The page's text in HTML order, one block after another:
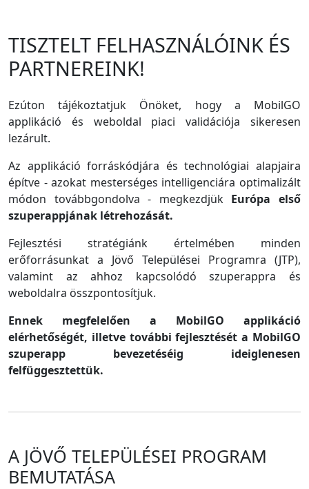
TISZTELT FELHASZNÁLÓINK ÉS
PARTNEREINK!
Ezúton tájékoztatjuk Önöket, hogy a MobilGO
applikáció és weboldal piaci validációja sikeresen
lezárult.
Az applikáció forráskódjára és technológiai alapjaira
építve - azokat mesterséges intelligenciára optimalizált
módon továbbgondolva - megkezdjük Európa első
szuperappjának létrehozását.
Fejlesztési stratégiánk értelmében minden
erőforrásunkat a Jövő Települései Programra (JTP),
valamint az ahhoz kapcsolódó szuperappra és
weboldalra összpontosítjuk.
Ennek megfelelően a MobilGO applikáció
elérhetőségét, illetve további fejlesztését a MobilGO
szuperapp bevezetéséig ideiglenesen
felfüggesztettük.
A JÖVŐ TELEPÜLÉSEI PROGRAM
BEMUTATÁSA